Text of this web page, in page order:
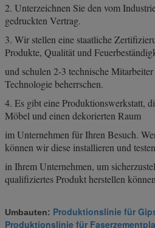
2. Unterzeichnen Sie den vom
gedruckten Vertrag.
3. Wir stellen eine staatliche
Produkte, Qualität und
und schulen 2-3 technische
Technologie beherrschen.
4. Es gibt eine Produktionswerkstatt,
Möbel und einen dekorierten Raum
im Unternehmen für Ihren Besuch.
können wir diese installieren und testen
in Ihrem Unternehmen, um
qualifiziertes Produkt herstellen
Umbauten: Produktionslinie für
Produktionslinie für